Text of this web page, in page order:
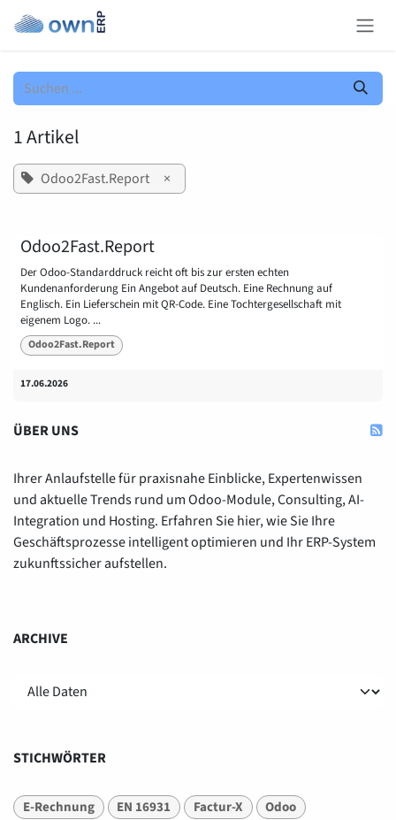
Zum Inhalt springen
1 Artikel
Odoo2Fast.Report ×
Odoo2Fast.Report
Der Odoo-Standarddruck reicht oft bis zur ersten echten
Kundenanforderung Ein Angebot auf Deutsch. Eine Rechnung auf
Englisch. Ein Lieferschein mit QR-Code. Eine Tochtergesellschaft mit
eigenem Logo. ...
Odoo2Fast.Report
17.06.2026
ÜBER UNS
Ihrer Anlaufstelle für praxisnahe Einblicke, Expertenwissen
und aktuelle Trends rund um Odoo-Module, Consulting, AI-
Integration und Hosting. Erfahren Sie hier, wie Sie Ihre
Geschäftsprozesse intelligent optimieren und Ihr ERP-System
zukunftssicher aufstellen.
ARCHIVE
STICHWÖRTER
E-Rechnung EN 16931 Factur-X
Odoo